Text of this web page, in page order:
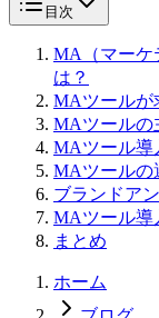
目次
MA（マーケ
は？
MAツールが
MAツールの
MAツール導
MAツールの
ブランドア
MAツール導
まとめ
ホーム